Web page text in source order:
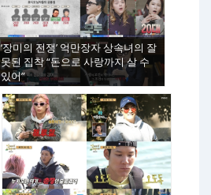
‘장미의 전쟁’ 억만장자 상속녀의 잘
못된 집착 “돈으로 사랑까지 살 수
있어”